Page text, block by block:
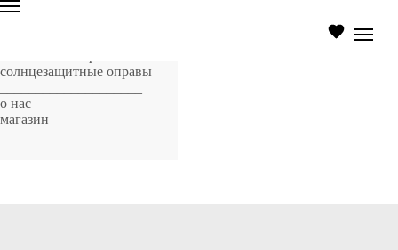
солнцезащитные оправы
о нас
магазин